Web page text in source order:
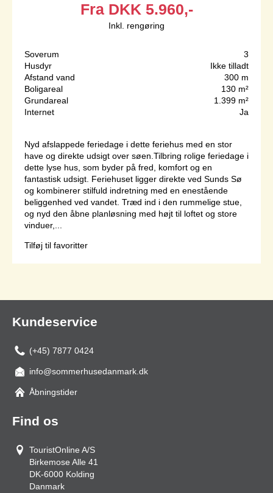
Fra DKK 5.960,-
Inkl. rengøring
Soverum
3
Husdyr
Ikke tilladt
Afstand vand
300 m
Boligareal
130 m²
Grundareal
1.399 m²
Internet
Ja
Nyd afslappede feriedage i dette feriehus med en stor
have og direkte udsigt over søen.Tilbring rolige feriedage i
dette lyse hus, som byder på fred, komfort og en
fantastisk udsigt. Feriehuset ligger direkte ved Sunds Sø
og kombinerer stilfuld indretning med en enestående
beliggenhed ved vandet. Træd ind i den rummelige stue,
og nyd den åbne planløsning med højt til loftet og store
vinduer,...
Tilføj til favoritter
Kundeservice
(+45) 7877 0424
info@sommerhusedanmark.dk
Åbningstider
Find os
TouristOnline A/S
Birkemose Alle 41
DK-6000 Kolding
Danmark